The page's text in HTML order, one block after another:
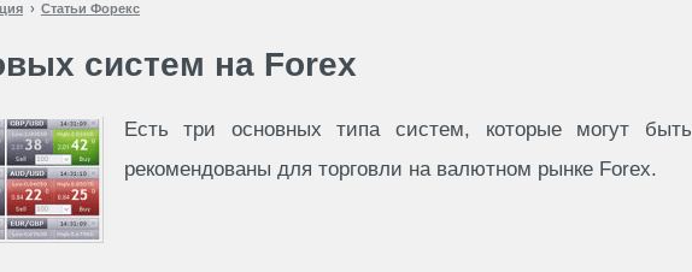
Статьи Форекс
систем на Forex
Есть три основных типа систем, которые могут быть
рекомендованы для торговли на валютном рынке Forex.